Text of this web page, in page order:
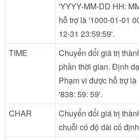
'YYYY-MM-DD HH:
hỗ trợ là '1000-01-01
12-31 23:59:59'.
TIME
Chuyển đổi giá trị
phần thời gian. Định
Phạm vi được hỗ trợ
'838: 59: 59'.
CHAR
Chuyển đổi giá trị
chuỗi có độ dài cố